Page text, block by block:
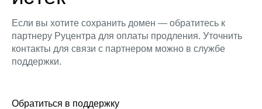
Если вы хотите сохранить домен — обратитесь к
партнеру Руцентра для оплаты продления. Уточнить
контакты для связи с партнером можно в службе
поддержки.
Обратиться в поддержку